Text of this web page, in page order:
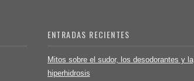
ENTRADAS RECIENTES
Mitos sobre el sudor, los desodorantes y la
hiperhidrosis